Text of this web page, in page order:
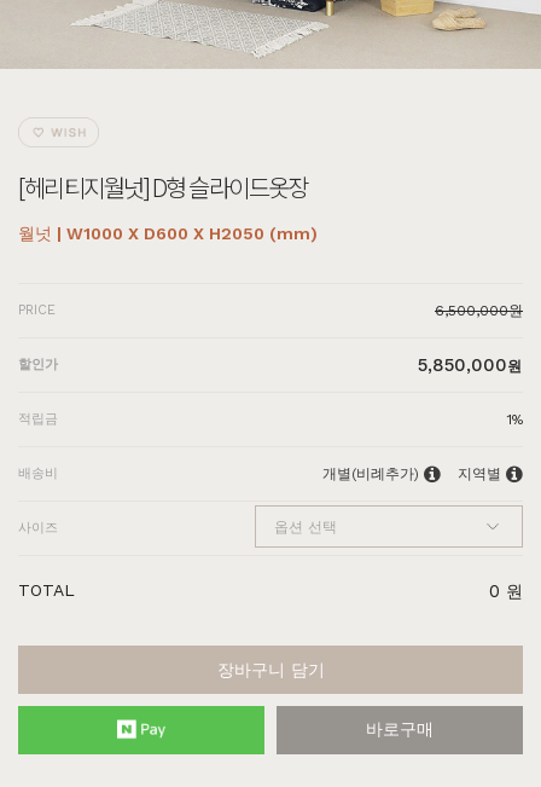
[헤리티지월넛] D형 슬라이드옷장
월넛 | W1000 X D600 X H2050 (mm)
PRICE 6,500,000원
할인가 5,850,000원
적립금 1%
배송비 개별(비례추가) 지역별
사이즈
TOTAL 0 원
장바구니 담기
바로구매